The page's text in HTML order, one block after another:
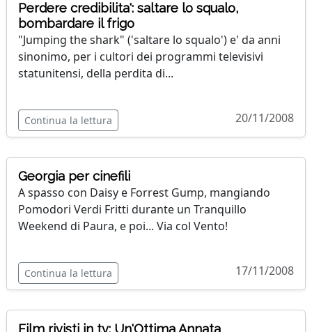
Perdere credibilita': saltare lo squalo,
bombardare il frigo
"Jumping the shark" ('saltare lo squalo') e' da anni
sinonimo, per i cultori dei programmi televisivi
statunitensi, della perdita di...
Continua la lettura 20/11/2008
Georgia per cinefili
A spasso con Daisy e Forrest Gump, mangiando
Pomodori Verdi Fritti durante un Tranquillo
Weekend di Paura, e poi... Via col Vento!
Continua la lettura 17/11/2008